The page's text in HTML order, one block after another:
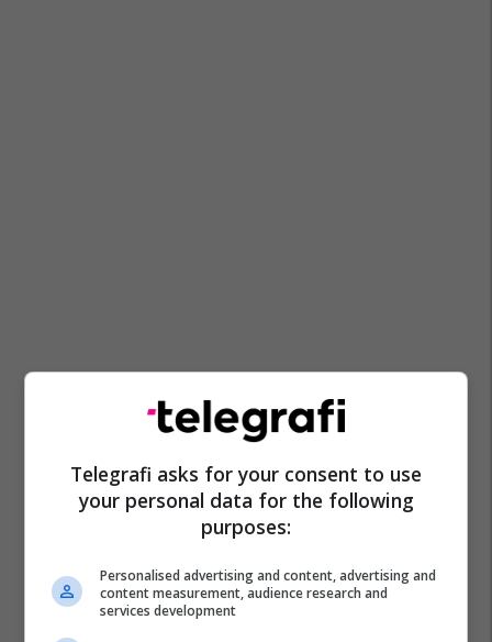
Telegrafi asks for your consent to use
your personal data for the following
purposes:
Personalised advertising and content, advertising and
content measurement, audience research and
services development